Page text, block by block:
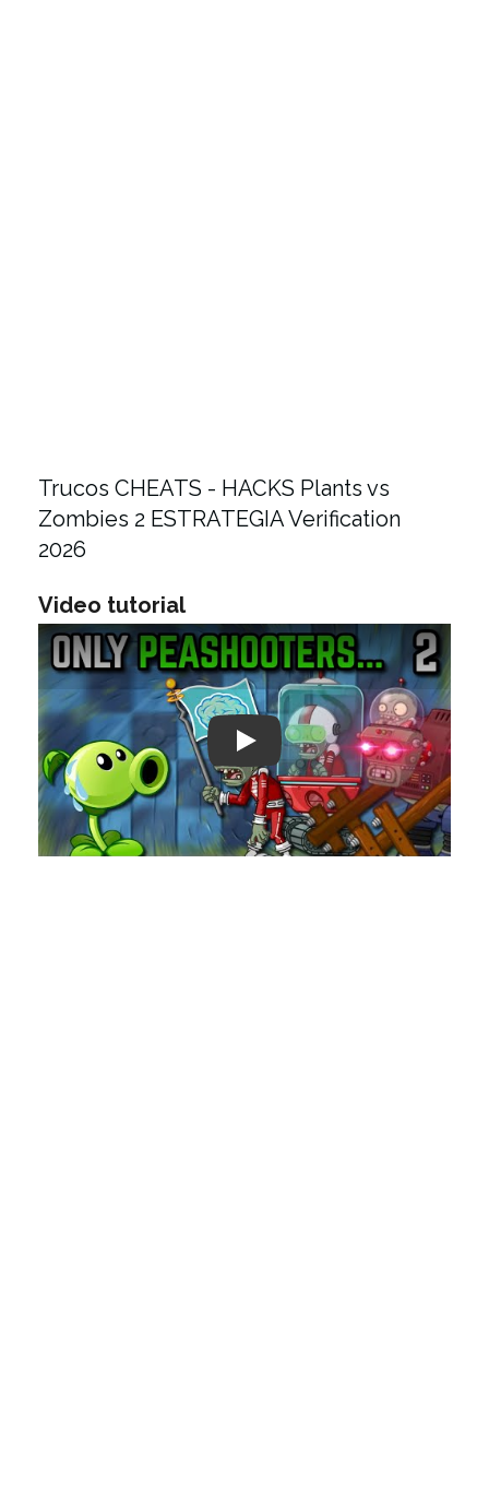
Trucos CHEATS - HACKS Plants vs
Zombies 2 ESTRATEGIA Verification
2026
Video tutorial
Play: Keynote (Google I/O '18)